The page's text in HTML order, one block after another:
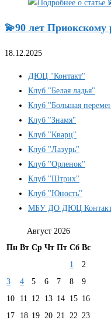
💫90 лет Приокскому
18.12.2025
ДЮЦ "Контакт"
Клуб "Белая ладья"
Клуб "Большая
Клуб "Знамя"
Клуб "Кварц"
Клуб "Лазурь"
Клуб "Орленок"
Клуб "Штрих"
Клуб "Юность"
МБУ ДО ДЮЦ
Август 2026
Пн Вт Ср Чт Пт Сб Вс
1
2
3
4 5 6 7 8
9
10
11 12 13 14 15 16
17
18 19 20 21 22 23